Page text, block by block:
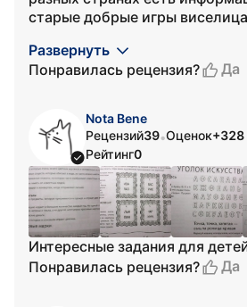
старые добрые игры
Развернуть
Понравилась рецензия?
Да
Nota Bene
Рецензий39•Оценок+328
Рейтинг0
Интересные задания для
Понравилась рецензия?
Да